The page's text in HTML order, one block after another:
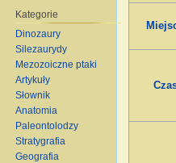
Kategorie
Dinozaury
Silezaurydy
Mezozoiczne ptaki
Artykuły
Słownik
Anatomia
Paleontolodzy
Stratygrafia
Geografia